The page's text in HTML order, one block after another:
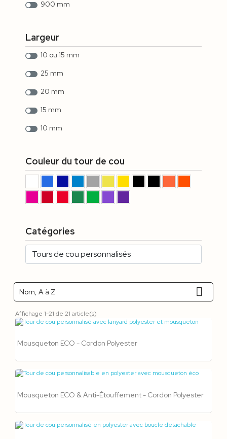
900 mm
Largeur
10 ou 15 mm
25 mm
20 mm
15 mm
10 mm
Couleur du tour de cou
Catégories
Nom, A à Z 
Affichage 1-21 de 21 article(s)
Mousqueton ECO - Cordon Polyester
Mousqueton ECO & Anti-Étouffement - Cordon Polyester